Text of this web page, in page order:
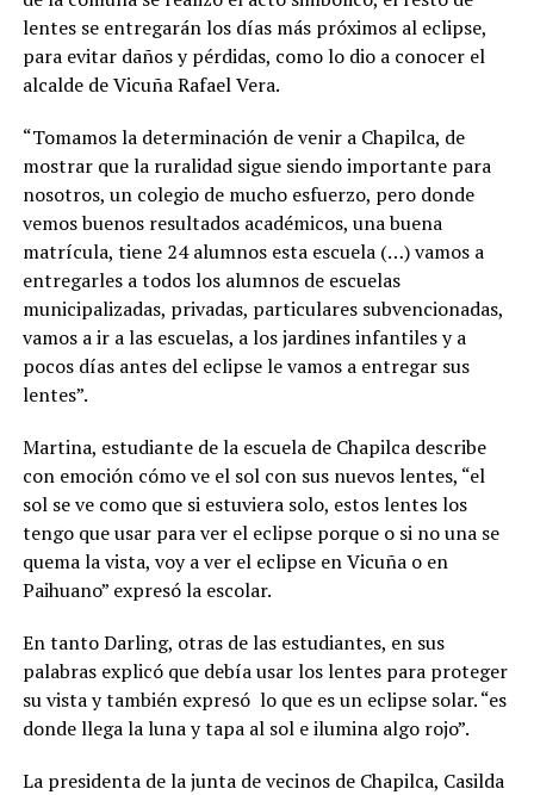
lentes se entregarán los días más próximos al eclipse,
para evitar daños y pérdidas, como lo dio a conocer el
alcalde de Vicuña Rafael Vera.
“Tomamos la determinación de venir a Chapilca, de
mostrar que la ruralidad sigue siendo importante para
nosotros, un colegio de mucho esfuerzo, pero donde
vemos buenos resultados académicos, una buena
matrícula, tiene 24 alumnos esta escuela (…) vamos a
entregarles a todos los alumnos de escuelas
municipalizadas, privadas, particulares subvencionadas,
vamos a ir a las escuelas, a los jardines infantiles y a
pocos días antes del eclipse le vamos a entregar sus
lentes”.
Martina, estudiante de la escuela de Chapilca describe
con emoción cómo ve el sol con sus nuevos lentes, “el
sol se ve como que si estuviera solo, estos lentes los
tengo que usar para ver el eclipse porque o si no una se
quema la vista, voy a ver el eclipse en Vicuña o en
Paihuano” expresó la escolar.
En tanto Darling, otras de las estudiantes, en sus
palabras explicó que debía usar los lentes para proteger
su vista y también expresó lo que es un eclipse solar. “es
donde llega la luna y tapa al sol e ilumina algo rojo”.
La presidenta de la junta de vecinos de Chapilca, Casilda